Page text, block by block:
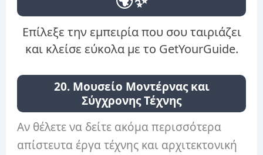
Επίλεξε την εμπειρία που σου ταιριάζει
και κλείσε εύκολα με το GetYourGuide.
20. Μουσείο Μοντέρνας και
Σύγχρονης Τέχνης
Αν θέλετε να δείτε ακόμα περισσότερα
απίστευτα έργα τέχνης και αρχιτεκτονική